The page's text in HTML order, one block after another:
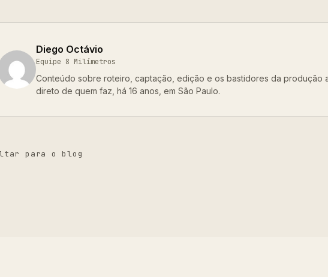
Diego Octávio
Equipe 8 Milímetros
Conteúdo sobre roteiro, captação, edição e os bastidores da produção
direto de quem faz, há 16 anos, em São Paulo.
para o blog